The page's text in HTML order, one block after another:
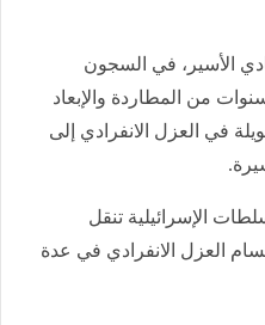
الأسير، في السجون
منذ عام 2002، بعد سنوات من المطاردة والإبعاد
في العزل الانفرادي إلى
الإسرائيلية تنقل
العزل الانفرادي في عدة